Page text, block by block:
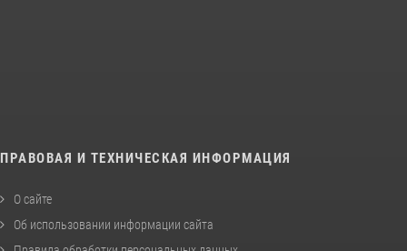
ПРАВОВАЯ И ТЕХНИЧЕСКАЯ ИНФОРМАЦИЯ
О сайте
Об использовании информации сайта